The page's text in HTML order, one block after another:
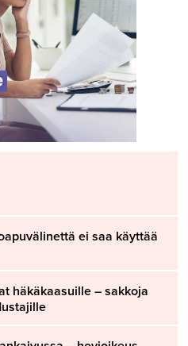
ei saa käyttää
häkäkaasuille – sakkoja